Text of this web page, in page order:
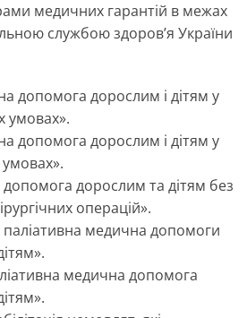
медичних гарантій в межах
службою здоров’я України
допомога дорослим і дітям у
умовах».
допомога дорослим і дітям у
допомога дорослим та дітям без
операцій».
паліативна медична допомоги
медична допомога